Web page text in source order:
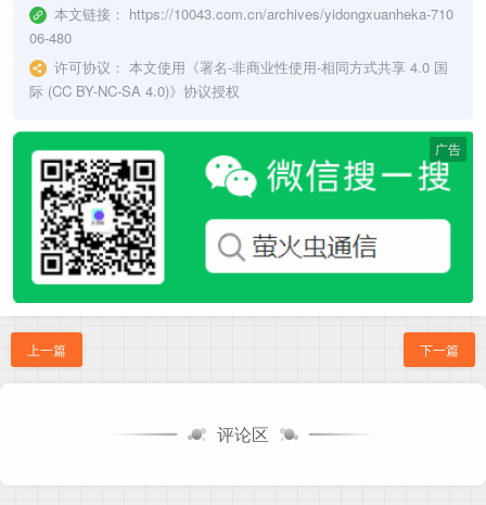
本文链接： https://10043.com.cn/archives/yidongxuanheka-710
06-480
许可协议： 本文使用《署名-非商业性使用-相同方式共享 4.0 国
际 (CC BY-NC-SA 4.0)》协议授权
广告
上一篇 下一篇
评论区